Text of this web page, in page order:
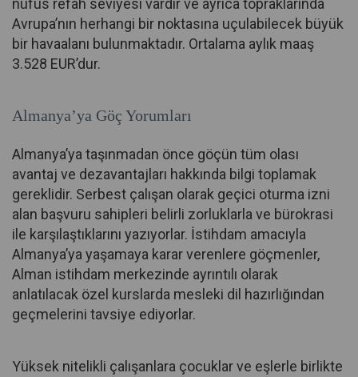
nüfus refah seviyesi vardır ve ayrıca topraklarında
Avrupa’nın herhangi bir noktasına uçulabilecek büyük
bir havaalanı bulunmaktadır. Ortalama aylık maaş
3.528 EUR’dur.
Almanya’ya Göç Yorumları
Almanya’ya taşınmadan önce göçün tüm olası
avantaj ve dezavantajları hakkında bilgi toplamak
gereklidir. Serbest çalışan olarak geçici oturma izni
alan başvuru sahipleri belirli zorluklarla ve bürokrasi
ile karşılaştıklarını yazıyorlar. İstihdam amacıyla
Almanya’ya yaşamaya karar verenlere göçmenler,
Alman istihdam merkezinde ayrıntılı olarak
anlatılacak özel kurslarda mesleki dil hazırlığından
geçmelerini tavsiye ediyorlar.
Yüksek nitelikli çalışanlara çocuklar ve eşlerle birlikte